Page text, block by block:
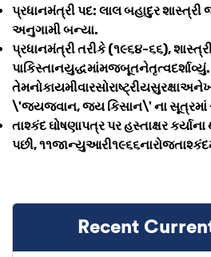
પ્રધાનમંત્રી પદ: લાલ બહાદુર
અનુગામી બન્યા.
પ્રધાનમંત્રી તરીકે (૧૯૬૪-૬૬),
પાકિસ્તાનયુદ્ધમાંમજબૂતનેતૃત્વદર્શાવ્યું.
\'જયજવાન, જય કિસાન\' ના સૂત્રમાં
તાશ્કંદ ઘોષણાપત્ર પર હસ્તાક્ષર
પછી,
Recent